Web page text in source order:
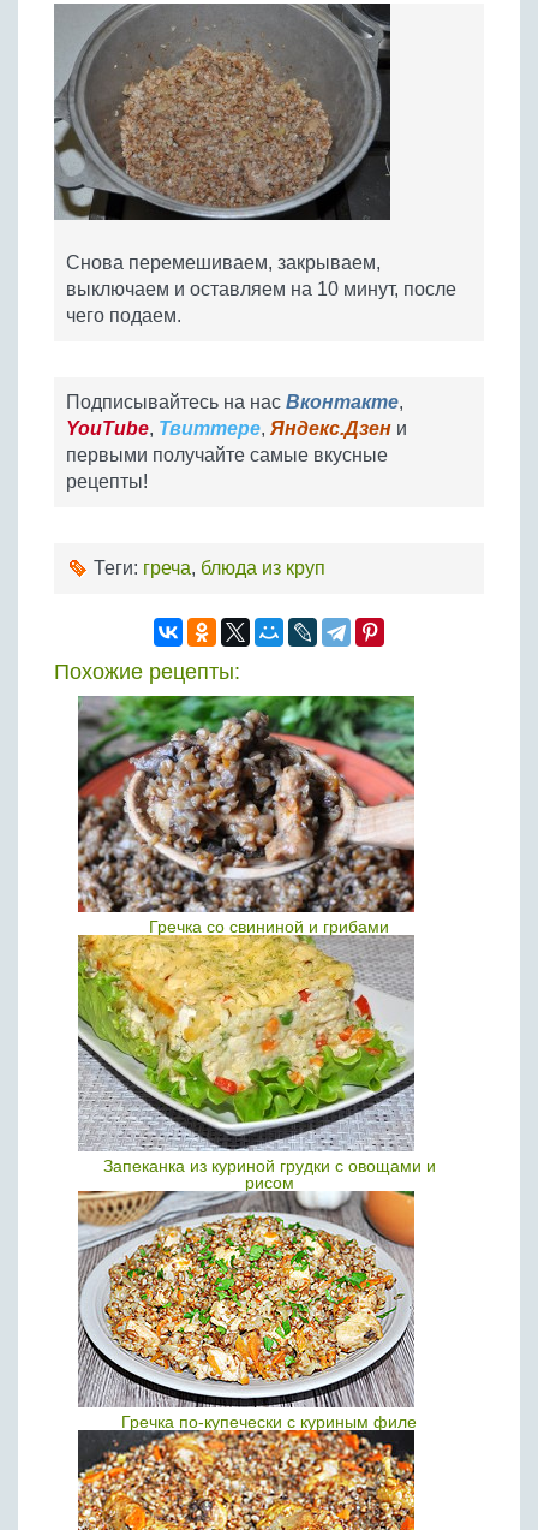
Снова перемешиваем, закрываем,
выключаем и оставляем на 10 минут, после
чего подаем.
Подписывайтесь на нас Вконтакте,
YouTube, Твиттере, Яндекс.Дзен и
первыми получайте самые вкусные
рецепты!
Теги: греча, блюда из круп
Похожие рецепты:
Гречка со свининой и грибами
Запеканка из куриной грудки с овощами и
рисом
Гречка по-купечески с куриным филе